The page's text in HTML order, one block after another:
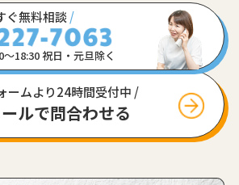
ぐ無料相談/
18:30 祝日・元旦除く
ームより24時間受付中 /
ルで問合わせる